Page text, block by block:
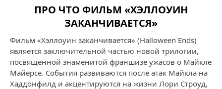
ПРО ЧТО ФИЛЬМ «ХЭЛЛОУИН
ЗАКАНЧИВАЕТСЯ»
Фильм «Хэллоуин заканчивается» (Halloween Ends)
является заключительной частью новой трилогии,
посвященной знаменитой франшизе ужасов о Майкле
Майерсе. События развиваются после атак Майкла на
Хаддонфилд и акцентируются на жизни Лори Строуд,